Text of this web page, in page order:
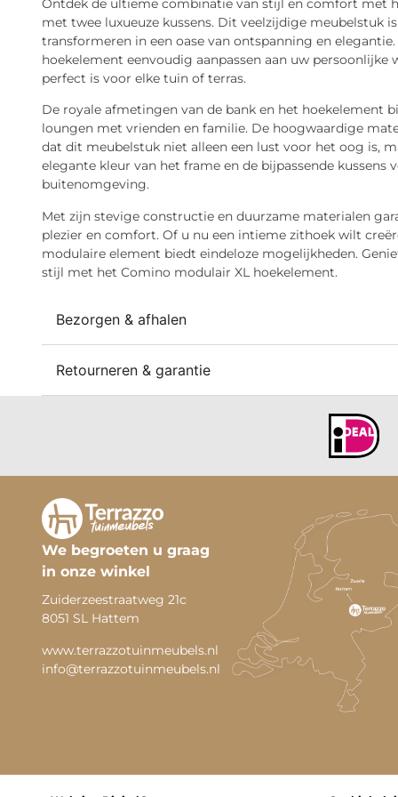
Ontdek de ultieme combinatie van stijl en comfort met
met twee luxueuze kussens. Dit veelzijdige meubelstuk
transformeren in een oase van ontspanning en
hoekelement eenvoudig aanpassen aan uw
perfect is voor elke tuin of terras.
De royale afmetingen van de bank en het hoekelement
loungen met vrienden en familie. De hoogwaardige
dat dit meubelstuk niet alleen een lust voor het oog is,
elegante kleur van het frame en de bijpassende kussens
buitenomgeving.
Met zijn stevige constructie en duurzame materialen
plezier en comfort. Of u nu een intieme zithoek wilt
modulaire element biedt eindeloze mogelijkheden.
stijl met het Comino modulair XL hoekelement.
Bezorgen & afhalen
Retourneren & garantie
We begroeten u graag
in onze winkel
Zuiderzeestraatweg 21c
8051 SL Hattem
www.terrazzotuinmeubels.nl
info@terrazzotuinmeubels.nl